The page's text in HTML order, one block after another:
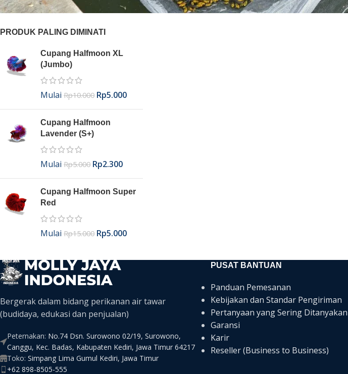
PRODUK PALING DIMINATI
Cupang Halfmoon XL
(Jumbo)
Mulai Rp10.000 Rp5.000
Cupang Halfmoon
Lavender (S+)
Mulai Rp5.000 Rp2.300
Cupang Halfmoon Super
Red
Mulai Rp15.000 Rp5.000
Bergerak dalam bidang perikanan air tawar
(budidaya, edukasi dan penjualan)
Peternakan: No.74 Dsn. Surowono 02/19, Surowono,
Canggu, Kec. Badas, Kabupaten Kediri, Jawa Timur 64217
Toko: Simpang Lima Gumul Kediri, Jawa Timur
+62 898-8505-555
PUSAT BANTUAN
Panduan Pemesanan
Kebijakan dan Standar Pengiriman
Pertanyaan yang Sering Ditanyakan
Garansi
Karir
Reseller (Business to Business)